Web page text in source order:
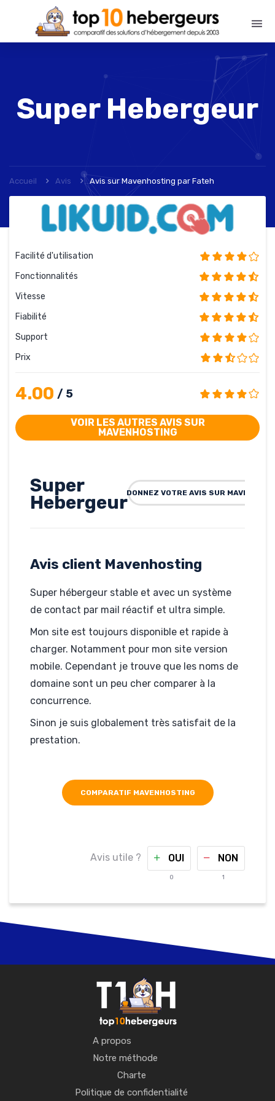
Super Hebergeur
Accueil Avis Avis sur Mavenhosting par Fateh
Facilité d'utilisation
Fonctionnalités
Vitesse
Fiabilité
Support
Prix
4.00 / 5
VOIR LES AUTRES AVIS SUR
MAVENHOSTING
Super
Hebergeur
Mavenhosting
creazerty.com
DONNEZ VOTRE AVIS SUR
Avis client Mavenhosting
Super hébergeur stable et avec un système
de contact par mail réactif et ultra simple.
Mon site est toujours disponible et rapide à
charger. Notamment pour mon site version
mobile. Cependant je trouve que les noms de
domaine sont un peu cher comparer à la
concurrence.
Sinon je suis globalement très satisfait de la
prestation.
COMPARATIF MAVENHOSTING
Avis utile ? OUI
0
NON
1
A propos
Notre méthode
Charte
Politique de confidentialité